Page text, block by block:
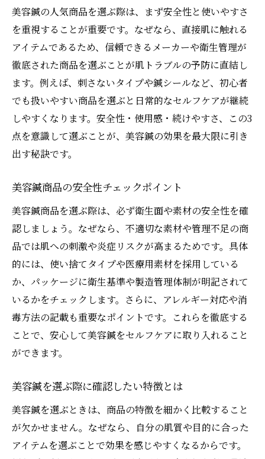
美容鍼の人気商品を選ぶ際は、まず安全性と使いやすさ
を重視することが重要です。なぜなら、直接肌に触れる
アイテムであるため、信頼できるメーカーや衛生管理が
徹底された商品を選ぶことが肌トラブルの予防に直結し
ます。例えば、刺さないタイプや鍼シールなど、初心者
でも扱いやすい商品を選ぶと日常的なセルフケアが継続
しやすくなります。安全性・使用感・続けやすさ、この3
点を意識して選ぶことが、美容鍼の効果を最大限に引き
出す秘訣です。
美容鍼商品の安全性チェックポイント
美容鍼商品を選ぶ際は、必ず衛生面や素材の安全性を確
認しましょう。なぜなら、不適切な素材や管理不足の商
品では肌への刺激や炎症リスクが高まるためです。具体
的には、使い捨てタイプや医療用素材を採用している
か、パッケージに衛生基準や製造管理体制が明記されて
いるかをチェックします。さらに、アレルギー対応や消
毒方法の記載も重要なポイントです。これらを徹底する
ことで、安心して美容鍼をセルフケアに取り入れること
ができます。
美容鍼を選ぶ際に確認したい特徴とは
美容鍼を選ぶときは、商品の特徴を細かく比較すること
が欠かせません。なぜなら、自分の肌質や目的に合った
アイテムを選ぶことで効果を感じやすくなるからです。